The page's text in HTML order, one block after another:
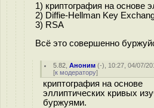
1) криптография на основе
2) Diffie-Hellman Key
3) RSA
Всё это совершенно
5.82 ,Аноним (-), 10:27, 04/07/
[к модератору]
криптография на основе
эллиптических кривых
буржуями.